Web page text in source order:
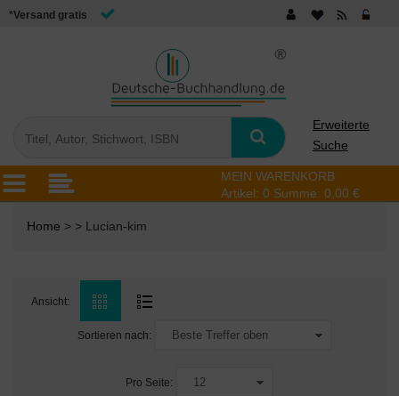
*Versand gratis
Erweiterte
Suche
MEIN WARENKORB
Artikel: 0 Summe: 0,00 €
Home > > Lucian-kim
Ansicht:
Sortieren nach:
Pro Seite: